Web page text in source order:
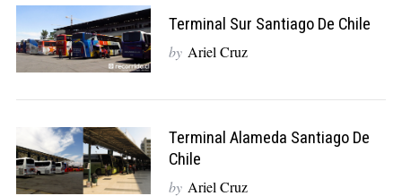
Terminal Sur Santiago De Chile
by Ariel Cruz
Terminal Alameda Santiago De
Chile
by Ariel Cruz